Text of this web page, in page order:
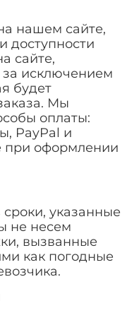
нашем сайте,
доступности
сайте,
исключением
будет
Мы
оплаты:
PayPal и
при оформлении
указанные
не несем
вызванные
как погодные